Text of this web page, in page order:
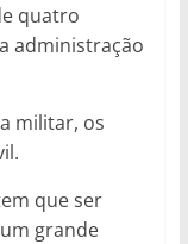
quatro
administração
militar, os
que ser
grande